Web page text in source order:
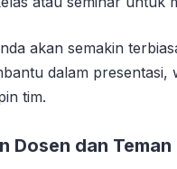
akan semakin
dalam presentasi,
tim.
Dosen dan Teman